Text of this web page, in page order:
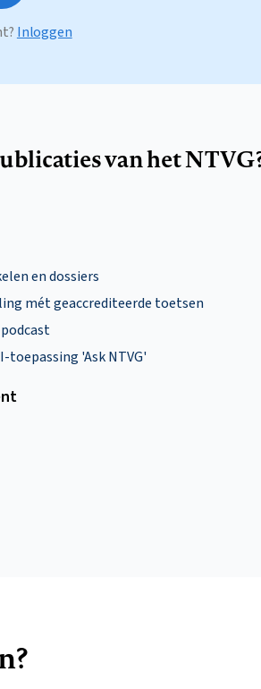
Inloggen
van het
en dossiers
mét geaccrediteerde toetsen
toepassing 'Ask NTVG'